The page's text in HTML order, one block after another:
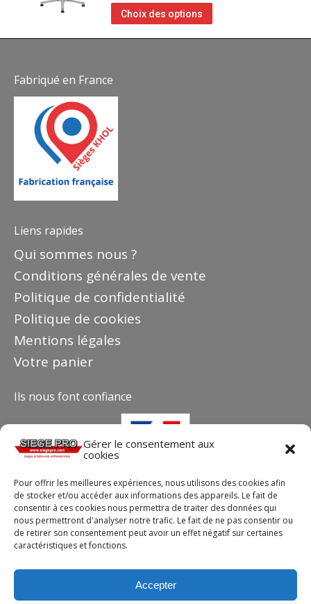
Gérer le consentement aux
cookies
Pour offrir les meilleures expériences, nous utilisons des cookies afin
de stocker et/ou accéder aux informations des appareils. Le fait de
consentir à ces cookies nous permettra de traiter des données qui
nous permettront d'analyser notre trafic. Le fait de ne pas consentir ou
de retirer son consentement peut avoir un effet négatif sur certaines
caractéristiques et fonctions.
Accepter
Choix des options
Fabriqué en France
Liens rapides
Qui sommes nous ?
Conditions générales de vente
Politique de confidentialité
Politique de cookies
Mentions légales
Votre panier
Ils nous font confiance
Contact
Téléphone : +33(0)4 37 44 15 30
Email :
info@siegepro.com